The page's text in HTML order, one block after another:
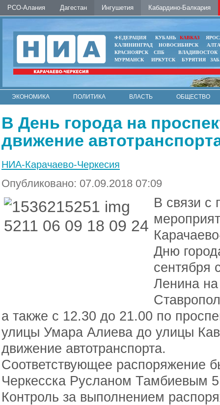
РСО-Алания Дагестан Ингушетия Кабардино-Балкария
ФЕДЕРАЦИЯ КУБАНЬ КАВКАЗ
КАЛИНИНГРАД
НОВОСИБИРСК
КРАСНОЯРСК
СПБ
ВЛАДИВОСТОК
МУРМАНСК
ИРКУТСК БУРЯТИЯ
ЭКОНОМИКА ПОЛИТИКА ВЛАСТЬ
ОБЩЕСТВО
В День города на
движение
НИА-Карачаево-Черкесия
Опубликовано: 07.09.2018 07:09
В связи с
Дню
сентября
Ленина на
а также с 12.30 до 21.00 по
улицы Умара Алиева до улицы
движение автотранспорта.
Соответствующее распоряжение
Черкесска Русланом Тамбиевым
Контроль за выполнением